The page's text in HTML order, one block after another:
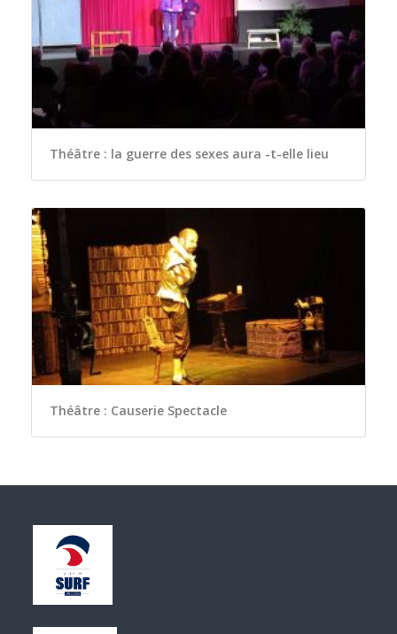
Théâtre : la guerre des sexes aura -t-elle lieu
Théâtre : Causerie Spectacle